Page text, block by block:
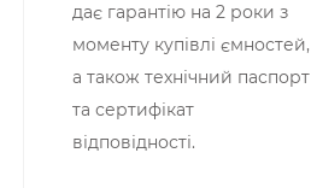
дає гарантію на 2 роки з
моменту купівлі ємностей,
а також технічний паспорт
та сертифікат
відповідності.